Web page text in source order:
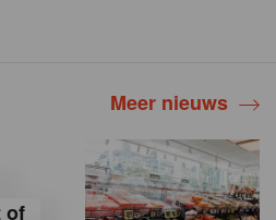
Meer nieuws
of